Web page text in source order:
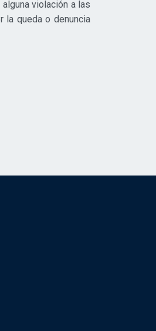
violación a las
la queda o denuncia